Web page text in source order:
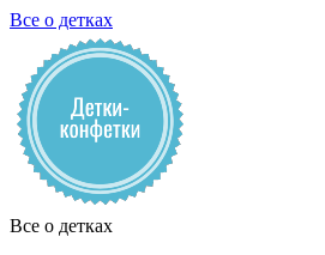
Все о детках
Все о детках